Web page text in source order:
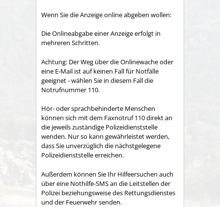
Wenn Sie die Anzeige online abgeben wollen:
Die Onlineabgabe einer Anzeige erfolgt in
mehreren Schritten.
Achtung: Der Weg über die Onlinewache oder
eine E-Mail ist auf keinen Fall für Notfälle
geeignet - wählen Sie in diesem Fall die
Notrufnummer 110.
Hör- oder sprachbehinderte Menschen
können sich mit dem Faxnotruf 110 direkt an
die jeweils zuständige Polizeidienststelle
wenden. Nur so kann gewährleistet werden,
dass Sie unverzüglich die nächstgelegene
Polizeidienststelle erreichen.
Außerdem können Sie Ihr Hilfeersuchen auch
über eine Nothilfe-SMS an die Leitstellen der
Polizei beziehungsweise des Rettungsdienstes
und der Feuerwehr senden.